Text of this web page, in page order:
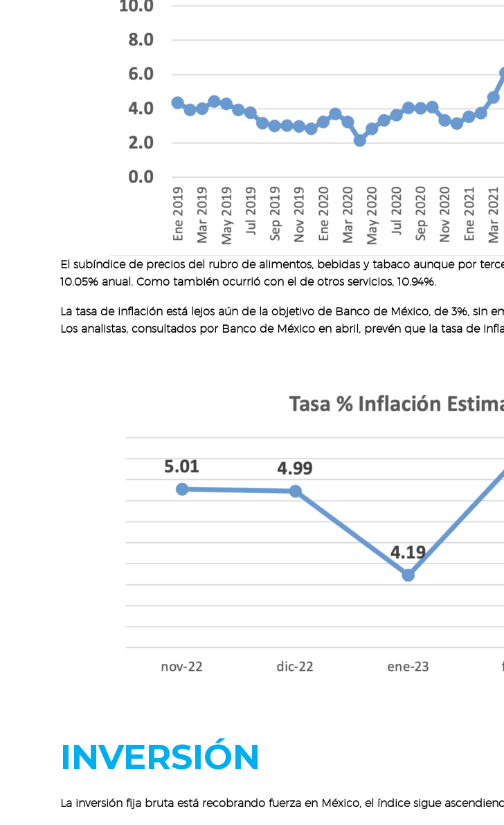
El subíndice de precios del rubro de alimentos, bebidas y tabaco aunque por
10.05% anual. Como también ocurrió con el de otros servicios, 10.94%.
La tasa de inflación está lejos aún de la objetivo de Banco de México, de 3%, sin
Los analistas, consultados por Banco de México en abril, prevén que la tasa de
INVERSIÓN
La inversión fija bruta está recobrando fuerza en México, el índice sigue